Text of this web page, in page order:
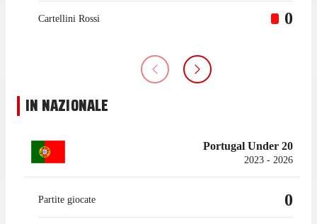
Cartellini Rossi 0
IN NAZIONALE
Portugal Under 20
2023 - 2026
Partite giocate 0